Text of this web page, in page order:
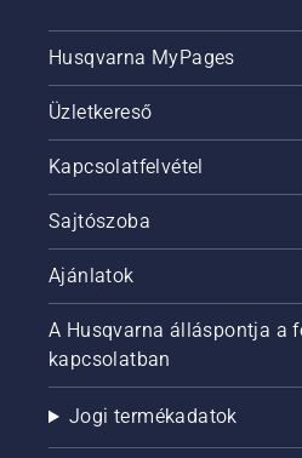
Husqvarna MyPages
Üzletkereső
Kapcsolatfelvétel
Sajtószoba
Ajánlatok
A Husqvarna álláspontja a
kapcsolatban
Jogi termékadatok